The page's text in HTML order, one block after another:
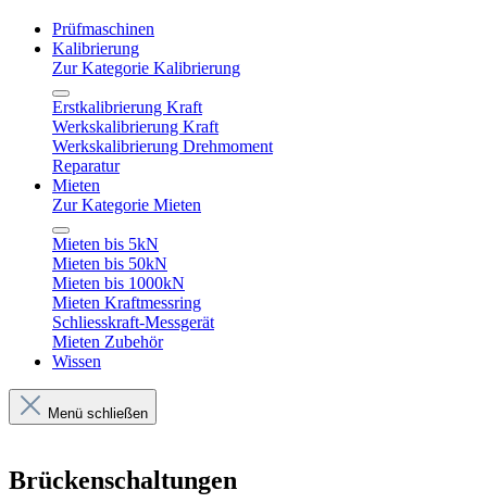
Prüfmaschinen
Kalibrierung
Zur Kategorie Kalibrierung
Erstkalibrierung Kraft
Werkskalibrierung Kraft
Werkskalibrierung Drehmoment
Reparatur
Mieten
Zur Kategorie Mieten
Mieten bis 5kN
Mieten bis 50kN
Mieten bis 1000kN
Mieten Kraftmessring
Schliesskraft-Messgerät
Mieten Zubehör
Wissen
Menü schließen
Brückenschaltungen